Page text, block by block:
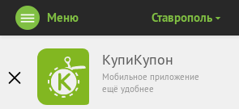
КупиКупон
Мобильное приложение
ещё удобнее
Меню Ставрополь